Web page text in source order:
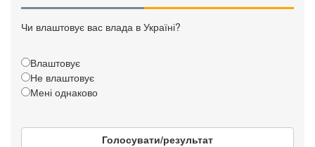
Чи влаштовує вас влада в Україні?
Влаштовує
Не влаштовує
Мені однаково
Голосувати/результат